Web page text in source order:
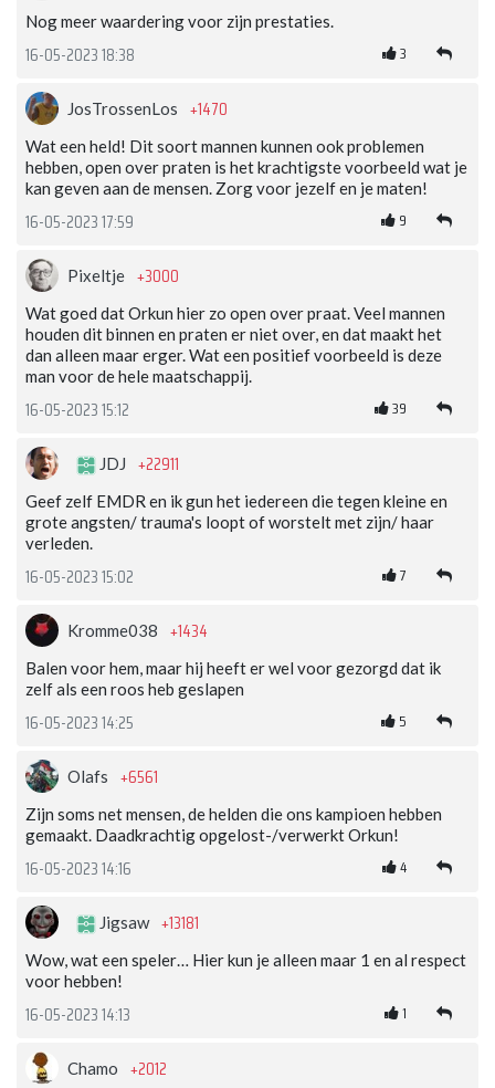
Nog meer waardering voor zijn prestaties.
16-05-2023 18:38 3
JosTrossenLos +1470
Wat een held! Dit soort mannen kunnen ook problemen
hebben, open over praten is het krachtigste voorbeeld wat je
kan geven aan de mensen. Zorg voor jezelf en je maten!
16-05-2023 17:59 9
Pixeltje +3000
Wat goed dat Orkun hier zo open over praat. Veel mannen
houden dit binnen en praten er niet over, en dat maakt het
dan alleen maar erger. Wat een positief voorbeeld is deze
man voor de hele maatschappij.
16-05-2023 15:12 39
JDJ +22911
Geef zelf EMDR en ik gun het iedereen die tegen kleine en
grote angsten/ trauma's loopt of worstelt met zijn/ haar
verleden.
16-05-2023 15:02 7
Kromme038 +1434
Balen voor hem, maar hij heeft er wel voor gezorgd dat ik
zelf als een roos heb geslapen
16-05-2023 14:25 5
Olafs +6561
Zijn soms net mensen, de helden die ons kampioen hebben
gemaakt. Daadkrachtig opgelost-/verwerkt Orkun!
16-05-2023 14:16 4
Jigsaw +13181
Wow, wat een speler… Hier kun je alleen maar 1 en al respect
voor hebben!
16-05-2023 14:13 1
Chamo +2012